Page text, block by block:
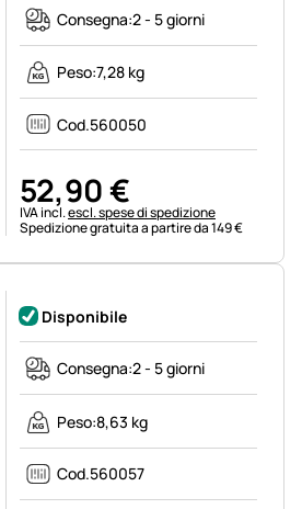
Consegna:2 - 5 giorni
Peso:7,28 kg
Cod.560050
52,90€
Informazioni fiscali:
IVA incl.escl. spese di spedizione
Spedizione gratuita a partire da 149 €
Disponibile
Consegna:2 - 5 giorni
Peso:8,63 kg
Cod.560057